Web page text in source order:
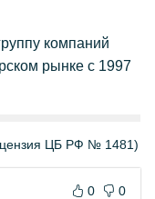
компаний
рынке с 1997
ЦБ РФ № 1481)
0 0